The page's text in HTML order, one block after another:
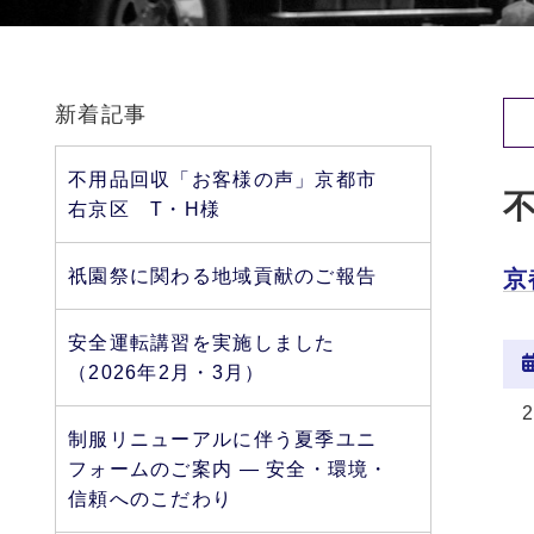
新着記事
不用品回収「お客様の声」京都市
右京区 T・H様
祇園祭に関わる地域貢献のご報告
安全運転講習を実施しました
（2026年2月・3月）
制服リニューアルに伴う夏季ユニ
フォームのご案内 ― 安全・環境・
信頼へのこだわり